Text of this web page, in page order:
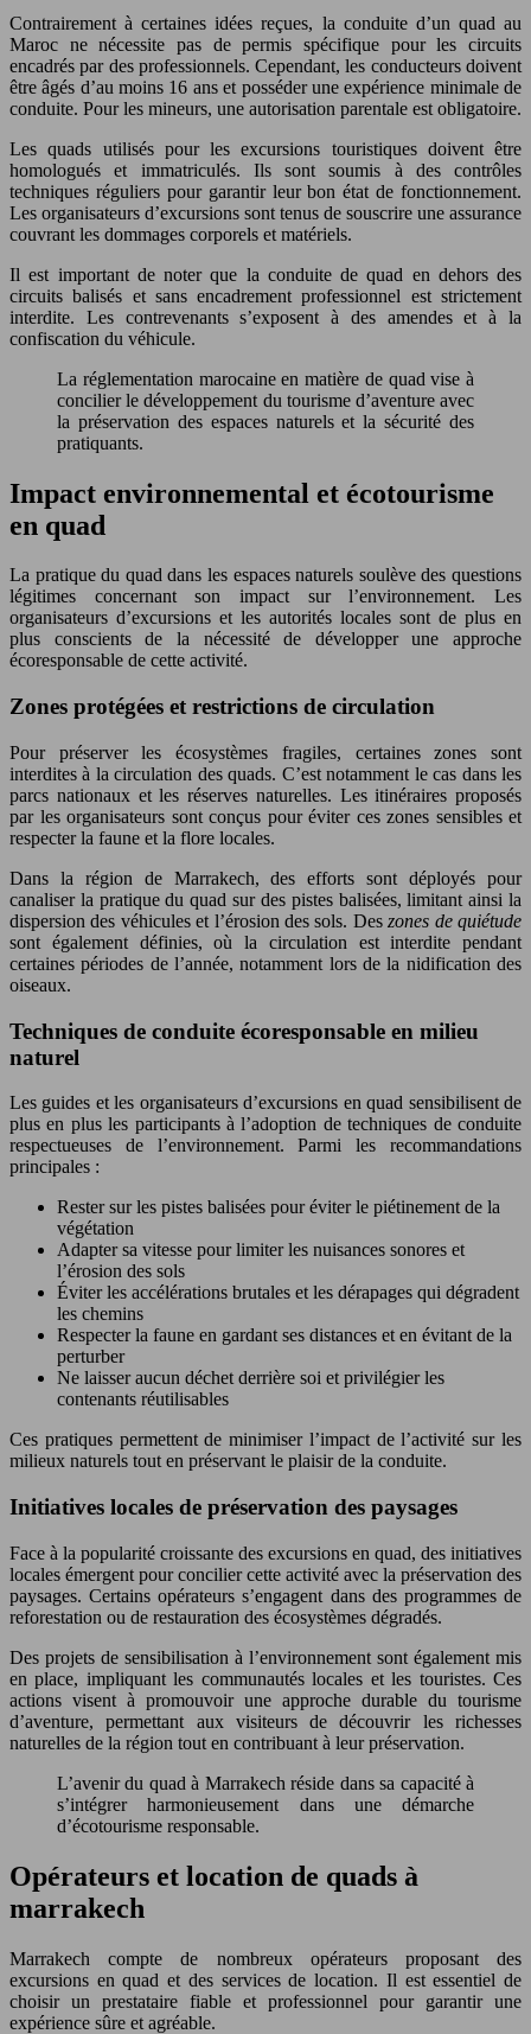
Contrairement à certaines idées reçues, la conduite d’un quad au
Maroc ne nécessite pas de permis spécifique pour les circuits
encadrés par des professionnels. Cependant, les conducteurs doivent
être âgés d’au moins 16 ans et posséder une expérience minimale de
conduite. Pour les mineurs, une autorisation parentale est obligatoire.
Les quads utilisés pour les excursions touristiques doivent être
homologués et immatriculés. Ils sont soumis à des contrôles
techniques réguliers pour garantir leur bon état de fonctionnement.
Les organisateurs d’excursions sont tenus de souscrire une assurance
couvrant les dommages corporels et matériels.
Il est important de noter que la conduite de quad en dehors des
circuits balisés et sans encadrement professionnel est strictement
interdite. Les contrevenants s’exposent à des amendes et à la
confiscation du véhicule.
La réglementation marocaine en matière de quad vise à
concilier le développement du tourisme d’aventure avec
la préservation des espaces naturels et la sécurité des
pratiquants.
Impact environnemental et écotourisme
en quad
La pratique du quad dans les espaces naturels soulève des questions
légitimes concernant son impact sur l’environnement. Les
organisateurs d’excursions et les autorités locales sont de plus en
plus conscients de la nécessité de développer une approche
écoresponsable de cette activité.
Zones protégées et restrictions de circulation
Pour préserver les écosystèmes fragiles, certaines zones sont
interdites à la circulation des quads. C’est notamment le cas dans les
parcs nationaux et les réserves naturelles. Les itinéraires proposés
par les organisateurs sont conçus pour éviter ces zones sensibles et
respecter la faune et la flore locales.
Dans la région de Marrakech, des efforts sont déployés pour
canaliser la pratique du quad sur des pistes balisées, limitant ainsi la
dispersion des véhicules et l’érosion des sols. Deszones de quiétude
sont également définies, où la circulation est interdite pendant
certaines périodes de l’année, notamment lors de la nidification des
oiseaux.
Techniques de conduite écoresponsable en milieu
naturel
Les guides et les organisateurs d’excursions en quad sensibilisent de
plus en plus les participants à l’adoption de techniques de conduite
respectueuses de l’environnement. Parmi les recommandations
principales :
Rester sur les pistes balisées pour éviter le piétinement de la
végétation
Adapter sa vitesse pour limiter les nuisances sonores et
l’érosion des sols
Éviter les accélérations brutales et les dérapages qui dégradent
les chemins
Respecter la faune en gardant ses distances et en évitant de la
perturber
Ne laisser aucun déchet derrière soi et privilégier les
contenants réutilisables
Ces pratiques permettent de minimiser l’impact de l’activité sur les
milieux naturels tout en préservant le plaisir de la conduite.
Initiatives locales de préservation des paysages
Face à la popularité croissante des excursions en quad, des initiatives
locales émergent pour concilier cette activité avec la préservation des
paysages. Certains opérateurs s’engagent dans des programmes de
reforestation ou de restauration des écosystèmes dégradés.
Des projets de sensibilisation à l’environnement sont également mis
en place, impliquant les communautés locales et les touristes. Ces
actions visent à promouvoir une approche durable du tourisme
d’aventure, permettant aux visiteurs de découvrir les richesses
naturelles de la région tout en contribuant à leur préservation.
L’avenir du quad à Marrakech réside dans sa capacité à
s’intégrer harmonieusement dans une démarche
d’écotourisme responsable.
Opérateurs et location de quads à
marrakech
Marrakech compte de nombreux opérateurs proposant des
excursions en quad et des services de location. Il est essentiel de
choisir un prestataire fiable et professionnel pour garantir une
expérience sûre et agréable.